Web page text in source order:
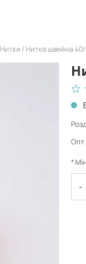
Нитки Нитка швейна
Опт
*
-